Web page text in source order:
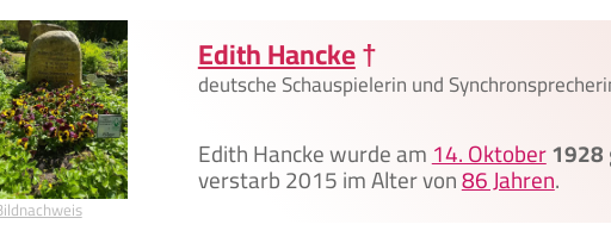
Edith Hancke†
deutsche Schauspielerin und
Edith Hancke wurde am14. Oktober1928
verstarb 2015 im Alter von86 Jahren.